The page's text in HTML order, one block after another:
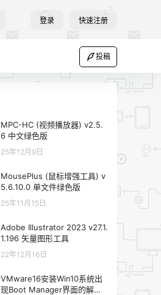
登录 快速注册
投稿
MPC-HC (视频播放器) v2.5.
6 中文绿色版
25年12月9日
MousePlus (鼠标增强工具) v
5.6.10.0 单文件绿色版
25年11月15日
Adobe Illustrator 2023 v27.1.
1.196 矢量图形工具
22年12月16日
VMware16安装Win10系统出
现Boot Manager界面的解决